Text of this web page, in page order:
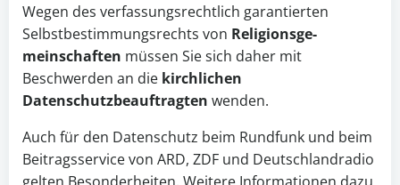
Wegen des verfassungsrechtlich garantierten
Selbstbestimmungsrechts von Religionsge­
meinschaften müssen Sie sich daher mit
Beschwerden an die kirchlichen
Datenschutzbeauftragten wenden.
Auch für den Datenschutz beim Rundfunk und beim
Beitragsservice von ARD, ZDF und Deutschlandradio